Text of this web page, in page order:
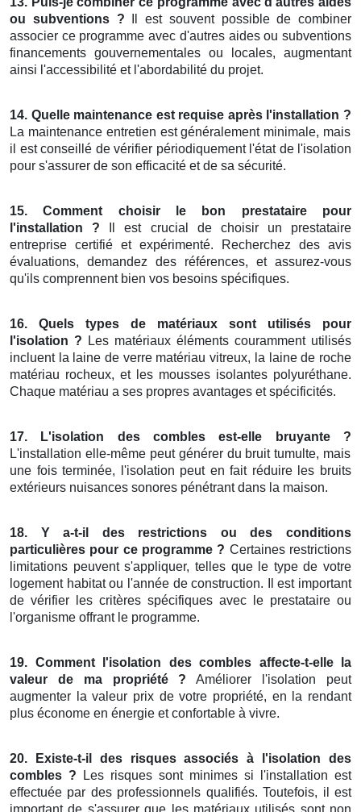
ou subventions ? Il est souvent possible de combiner
associer ce programme avec d'autres aides ou subventions
financements gouvernementales ou locales, augmentant
ainsi l'accessibilité et l'abordabilité du projet.
14. Quelle maintenance est requise après l'installation ?
La maintenance entretien est généralement minimale, mais
il est conseillé de vérifier périodiquement l'état de l'isolation
pour s'assurer de son efficacité et de sa sécurité.
15. Comment choisir le bon prestataire pour
l'installation ? Il est crucial de choisir un prestataire
entreprise certifié et expérimenté. Recherchez des avis
évaluations, demandez des références, et assurez-vous
qu'ils comprennent bien vos besoins spécifiques.
16. Quels types de matériaux sont utilisés pour
l'isolation ? Les matériaux éléments couramment utilisés
incluent la laine de verre matériau vitreux, la laine de roche
matériau rocheux, et les mousses isolantes polyuréthane.
Chaque matériau a ses propres avantages et spécificités.
17. L'isolation des combles est-elle bruyante ?
L'installation elle-même peut générer du bruit tumulte, mais
une fois terminée, l'isolation peut en fait réduire les bruits
extérieurs nuisances sonores pénétrant dans la maison.
18. Y a-t-il des restrictions ou des conditions
particulières pour ce programme ? Certaines restrictions
limitations peuvent s'appliquer, telles que le type de votre
logement habitat ou l'année de construction. Il est important
de vérifier les critères spécifiques avec le prestataire ou
l'organisme offrant le programme.
19. Comment l'isolation des combles affecte-t-elle la
valeur de ma propriété ? Améliorer l'isolation peut
augmenter la valeur prix de votre propriété, en la rendant
plus économe en énergie et confortable à vivre.
20. Existe-t-il des risques associés à l'isolation des
combles ? Les risques sont minimes si l'installation est
effectuée par des professionnels qualifiés. Toutefois, il est